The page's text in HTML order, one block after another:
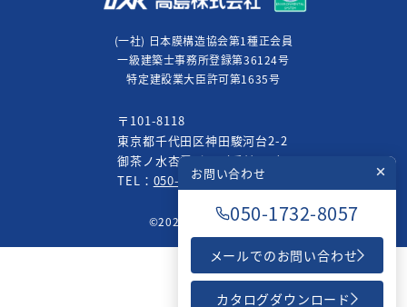
(一社) 日本膜構造協会第1種正会員
一級建築士事務所登録第36124号
特定建設業大臣許可第1635号
〒101-8118
東京都千代田区神田駿河台2-2
御茶ノ水杏雲ビル（受付12F）
TEL： 050-1732-8057
©2026 高島株式会社
お問い合わせ
050-1732-8057
メールでのお問い合わせ
カタログダウンロード